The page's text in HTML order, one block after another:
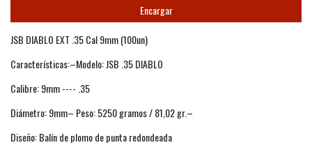
Encargar
JSB DIABLO EXT .35 Cal 9mm (100un)
Características:–Modelo: JSB .35 DIABLO
Calibre: 9mm ---- .35
Diámetro: 9mm– Peso: 5250 gramos / 81,02 gr.–
Diseño: Balín de plomo de punta redondeada